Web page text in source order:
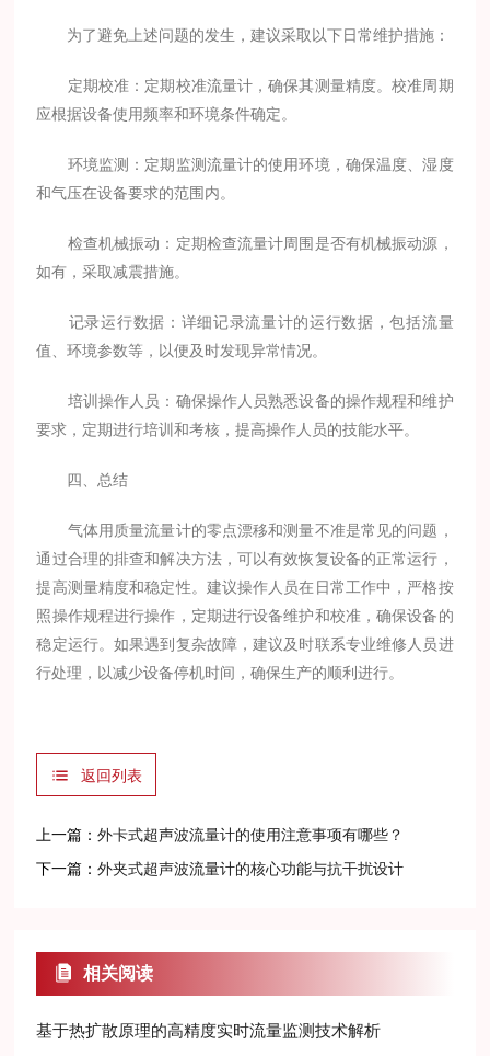
为了避免上述问题的发生，建议采取以下日常维护措施：
定期校准：定期校准流量计，确保其测量精度。校准周期
应根据设备使用频率和环境条件确定。
环境监测：定期监测流量计的使用环境，确保温度、湿度
和气压在设备要求的范围内。
检查机械振动：定期检查流量计周围是否有机械振动源，
如有，采取减震措施。
记录运行数据：详细记录流量计的运行数据，包括流量
值、环境参数等，以便及时发现异常情况。
培训操作人员：确保操作人员熟悉设备的操作规程和维护
要求，定期进行培训和考核，提高操作人员的技能水平。
四、总结
气体用质量流量计的零点漂移和测量不准是常见的问题，
通过合理的排查和解决方法，可以有效恢复设备的正常运行，
提高测量精度和稳定性。建议操作人员在日常工作中，严格按
照操作规程进行操作，定期进行设备维护和校准，确保设备的
稳定运行。如果遇到复杂故障，建议及时联系专业维修人员进
行处理，以减少设备停机时间，确保生产的顺利进行。
返回列表
上一篇：外卡式超声波流量计的使用注意事项有哪些？
下一篇：外夹式超声波流量计的核心功能与抗干扰设计
相关阅读
基于热扩散原理的高精度实时流量监测技术解析